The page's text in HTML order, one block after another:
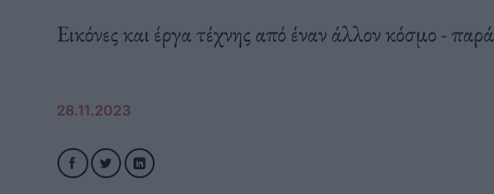
Εικόνες και έργα τέχνης από έναν άλλον κόσμο -
28.11.2023